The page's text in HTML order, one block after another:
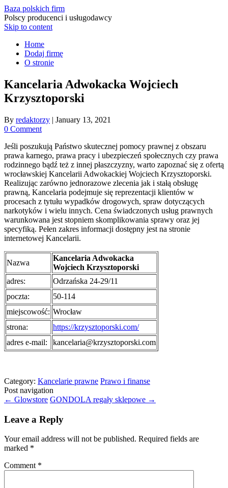
Baza polskich firm
Polscy producenci i usługodawcy
Skip to content
Home
Dodaj firmę
O stronie
Kancelaria Adwokacka Wojciech
Krzysztoporski
By redaktorzy | January 13, 2021
0 Comment
Jeśli poszukują Państwo skutecznej pomocy prawnej z obszaru
prawa karnego, prawa pracy i ubezpieczeń społecznych czy prawa
rodzinnego bądź też z innej płaszczyzny, warto zapoznać się z ofertą
wrocławskiej Kancelarii Adwokackiej Wojciech Krzysztoporski.
Realizując zarówno jednorazowe zlecenia jak i stałą obsługę
prawną, Kancelaria podejmuje się reprezentacji klientów w
procesach z tytułu wypadków drogowych, spraw dotyczących
narkotyków i wielu innych. Cena świadczonych usług prawnych
warunkowana jest stopniem skomplikowania sprawy oraz jej
specyfiką. Pełen zakres informacji dostępny jest na stronie
internetowej Kancelarii.
Nazwa
Kancelaria Adwokacka
Wojciech Krzysztoporski
adres:
Odrzańska 24-29/11
poczta:
50-114
miejscowość: Wrocław
strona:
https://krzysztoporski.com/
adres e-mail:
kancelaria@krzysztoporski.com
Category: Kancelarie prawne Prawo i finanse
Post navigation
← Glowstore GONDOLA regały sklepowe →
Leave a Reply
Your email address will not be published. Required fields are
marked *
Comment *